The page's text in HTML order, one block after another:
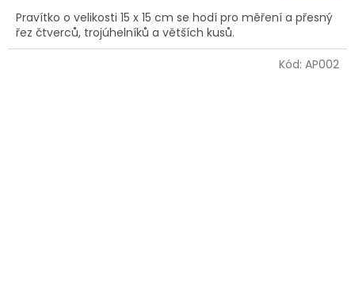
Pravítko o velikosti 15 x 15 cm se hodí pro měření a přesný
řez čtverců, trojúhelníků a větších kusů.
Kód: AP002